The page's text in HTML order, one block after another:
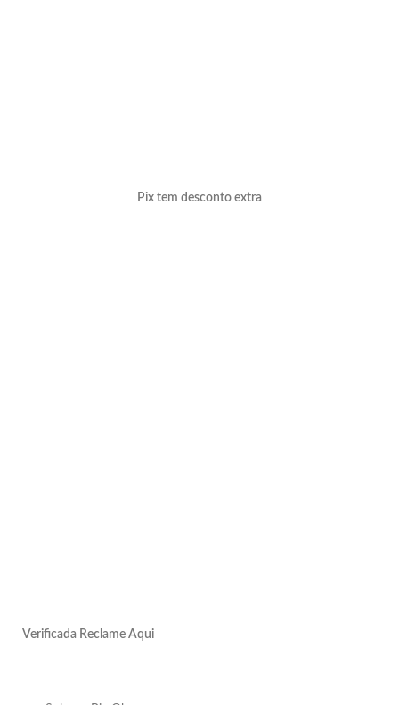
Pix tem desconto extra
Verificada Reclame Aqui